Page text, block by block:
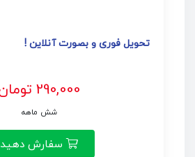
تحویل فوری و بصورت آنلاین !
290,000 تومان
شش ماهه
سفارش دهید